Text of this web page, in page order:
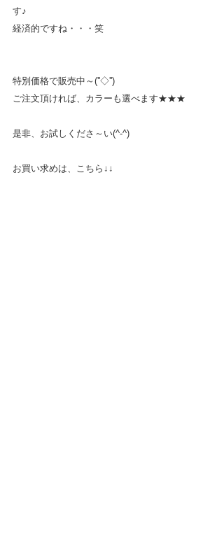
す♪
経済的ですね・・・笑
特別価格で販売中～(''◇'')ゞ
ご注文頂ければ、カラーも選べます★★★
是非、お試しくださ～い(^-^)
お買い求めは、こちら↓↓